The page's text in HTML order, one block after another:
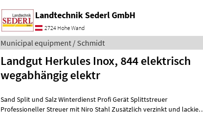
Landtechnik Sederl GmbH
2724 Hohe Wand
Municipal equipment / Schmidt
Landgut Herkules Inox, 844 elektrisch
wegabhängig elektr
Sand Split und Salz Winterdienst Profi Gerät Splittstreuer
Professioneller Streuer mit Niro Stahl Zusätzlich verzinkt und lackiert